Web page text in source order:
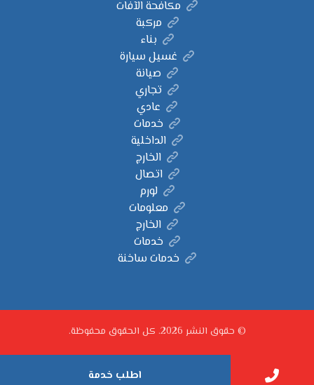
مكافحة الآفات
مركبة
بناء
غسيل سيارة
صيانة
تجاري
عادي
خدمات
الداخلية
الخارج
اتصال
لورم
معلومات
الخارج
خدمات
خدمات ساخنة
© حقوق النشر 2026. كل الحقوق محفوظة.
اطلب خدمة